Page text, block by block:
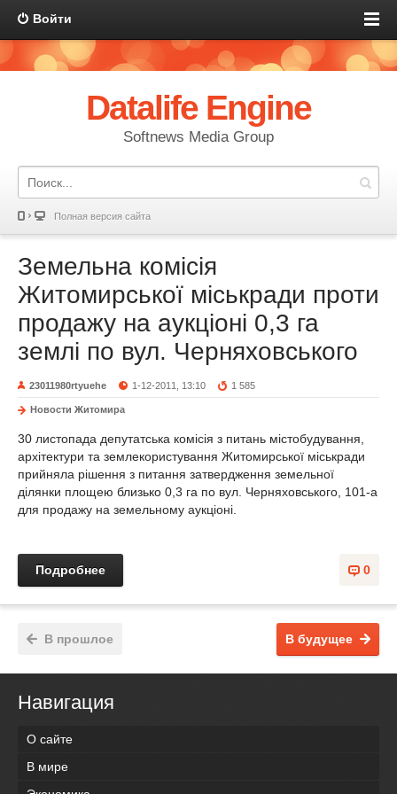
Войти
Datalife Engine
Softnews Media Group
Полная версия сайта
Земельна комісія
Житомирської міськради проти
продажу на аукціоні 0,3 га
землі по вул. Черняховського
23011980rtyuehe 1-12-2011, 13:10 1 585
Новости Житомира
30 листопада депутатська комісія з питань містобудування,
архітектури та землекористування Житомирської міськради
прийняла рішення з питання затвердження земельної
ділянки площею близько 0,3 га по вул. Черняховського, 101-а
для продажу на земельному аукціоні.
0
Подробнее
В будущее
В прошлое
Навигация
О сайте
В мире